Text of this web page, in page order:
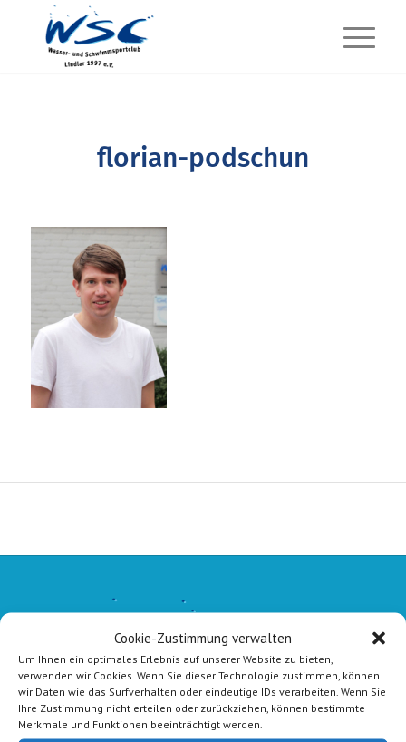
Cookie-Zustimmung verwalten
Um Ihnen ein optimales Erlebnis auf unserer Website zu bieten,
verwenden wir Cookies. Wenn Sie dieser Technologie zustimmen, können
wir Daten wie das Surfverhalten oder eindeutige IDs verarbeiten. Wenn Sie
Ihre Zustimmung nicht erteilen oder zurückziehen, können bestimmte
Merkmale und Funktionen beeinträchtigt werden.
florian-podschun